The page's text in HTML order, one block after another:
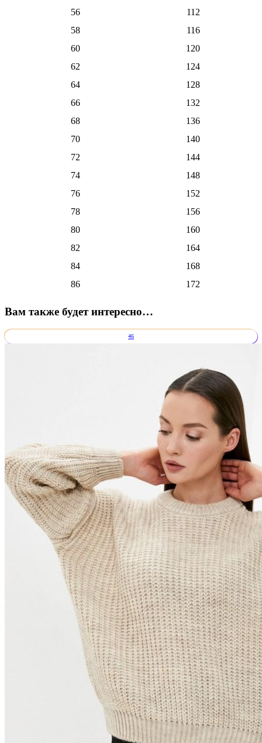
56
112
58
116
60
120
62
124
64
128
66
132
68
136
70
140
72
144
74
148
76
152
78
156
80
160
82
164
84
168
86
172
Вам также будет интересно…
46